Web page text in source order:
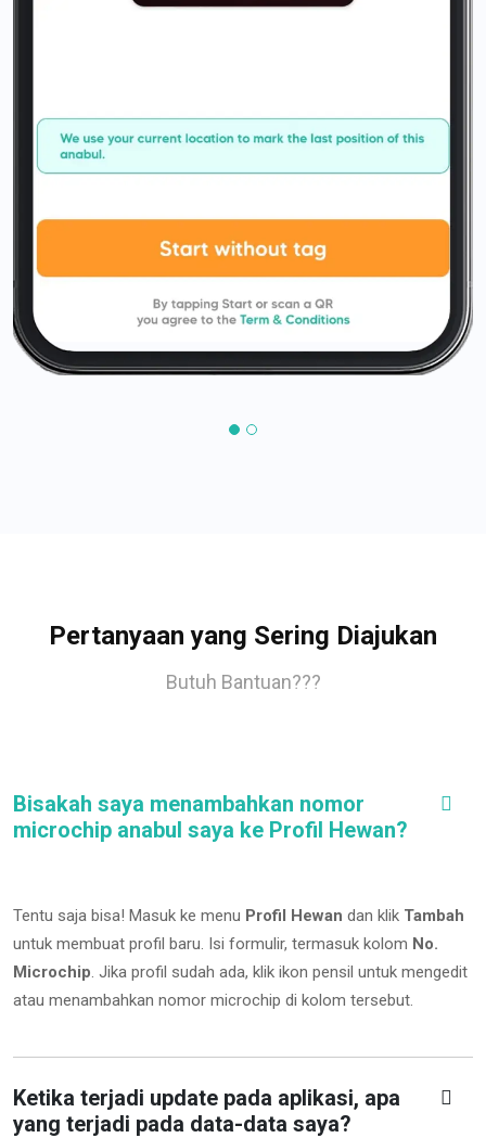
Pertanyaan yang Sering Diajukan
Butuh Bantuan???
Bisakah saya menambahkan nomor
microchip anabul saya ke Profil Hewan?
Tentu saja bisa! Masuk ke menu Profil Hewan dan klik Tambah
untuk membuat profil baru. Isi formulir, termasuk kolom No.
Microchip. Jika profil sudah ada, klik ikon pensil untuk mengedit
atau menambahkan nomor microchip di kolom tersebut.
Ketika terjadi update pada aplikasi, apa
yang terjadi pada data-data saya?